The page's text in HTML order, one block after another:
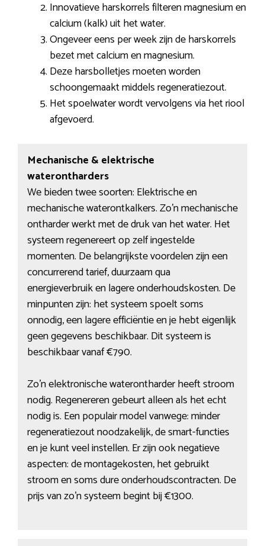
Innovatieve harskorrels filteren magnesium en
calcium (kalk) uit het water.
Ongeveer eens per week zijn de harskorrels
bezet met calcium en magnesium.
Deze harsbolletjes moeten worden
schoongemaakt middels regeneratiezout.
Het spoelwater wordt vervolgens via het riool
afgevoerd.
Mechanische & elektrische
waterontharders
We bieden twee soorten: Elektrische en
mechanische waterontkalkers. Zo’n mechanische
ontharder werkt met de druk van het water. Het
systeem regenereert op zelf ingestelde
momenten. De belangrijkste voordelen zijn een
concurrerend tarief, duurzaam qua
energieverbruik en lagere onderhoudskosten. De
minpunten zijn: het systeem spoelt soms
onnodig, een lagere efficiëntie en je hebt eigenlijk
geen gegevens beschikbaar. Dit systeem is
beschikbaar vanaf €790.
Zo’n elektronische waterontharder heeft stroom
nodig. Regenereren gebeurt alleen als het echt
nodig is. Een populair model vanwege: minder
regeneratiezout noodzakelijk, de smart-functies
en je kunt veel instellen. Er zijn ook negatieve
aspecten: de montagekosten, het gebruikt
stroom en soms dure onderhoudscontracten. De
prijs van zo’n systeem begint bij €1300.